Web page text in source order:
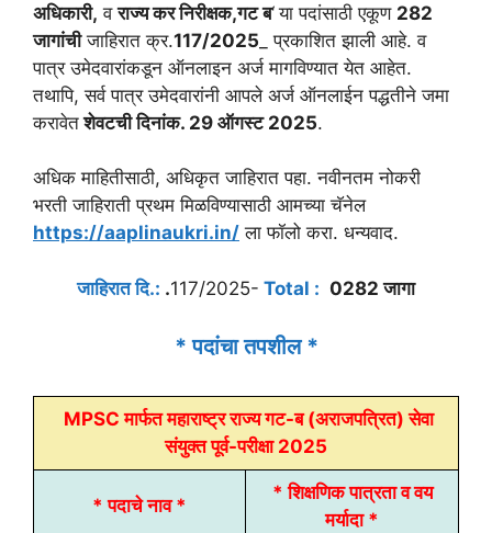
अधिकारी, वराज्य कर निरीक्षक,गट ब‘ या पदांसाठी एकूण 282
जागांचीजाहिरात क्र.117/2025 _ प्रकाशित झाली आहे. व
पात्र उमेदवारांकडून ऑनलाइन अर्ज मागविण्यात येत आहेत.
तथापि, सर्व पात्र उमेदवारांनी आपले अर्ज ऑनलाईन पद्धतीने जमा
करावेतशेवटची दिनांक. 29 ऑगस्ट 2025.
अधिक माहितीसाठी, अधिकृत जाहिरात पहा. नवीनतम नोकरी
भरती जाहिराती प्रथम मिळविण्यासाठी आमच्या चॅनेल
https://aaplinaukri.in/ ला फॉलो करा. धन्यवाद.
जाहिरात दि.: .117/2025- Total : 0282 जागा
* पदांचा तपशील *
MPSC मार्फत महाराष्ट्र राज्य गट-ब (अराजपत्रित) सेवा
संयुक्त पूर्व-परीक्षा 2025
* पदाचे नाव *
* शिक्षणिक पात्रता व वय
मर्यादा *